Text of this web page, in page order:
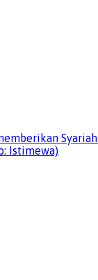
Istimewa)